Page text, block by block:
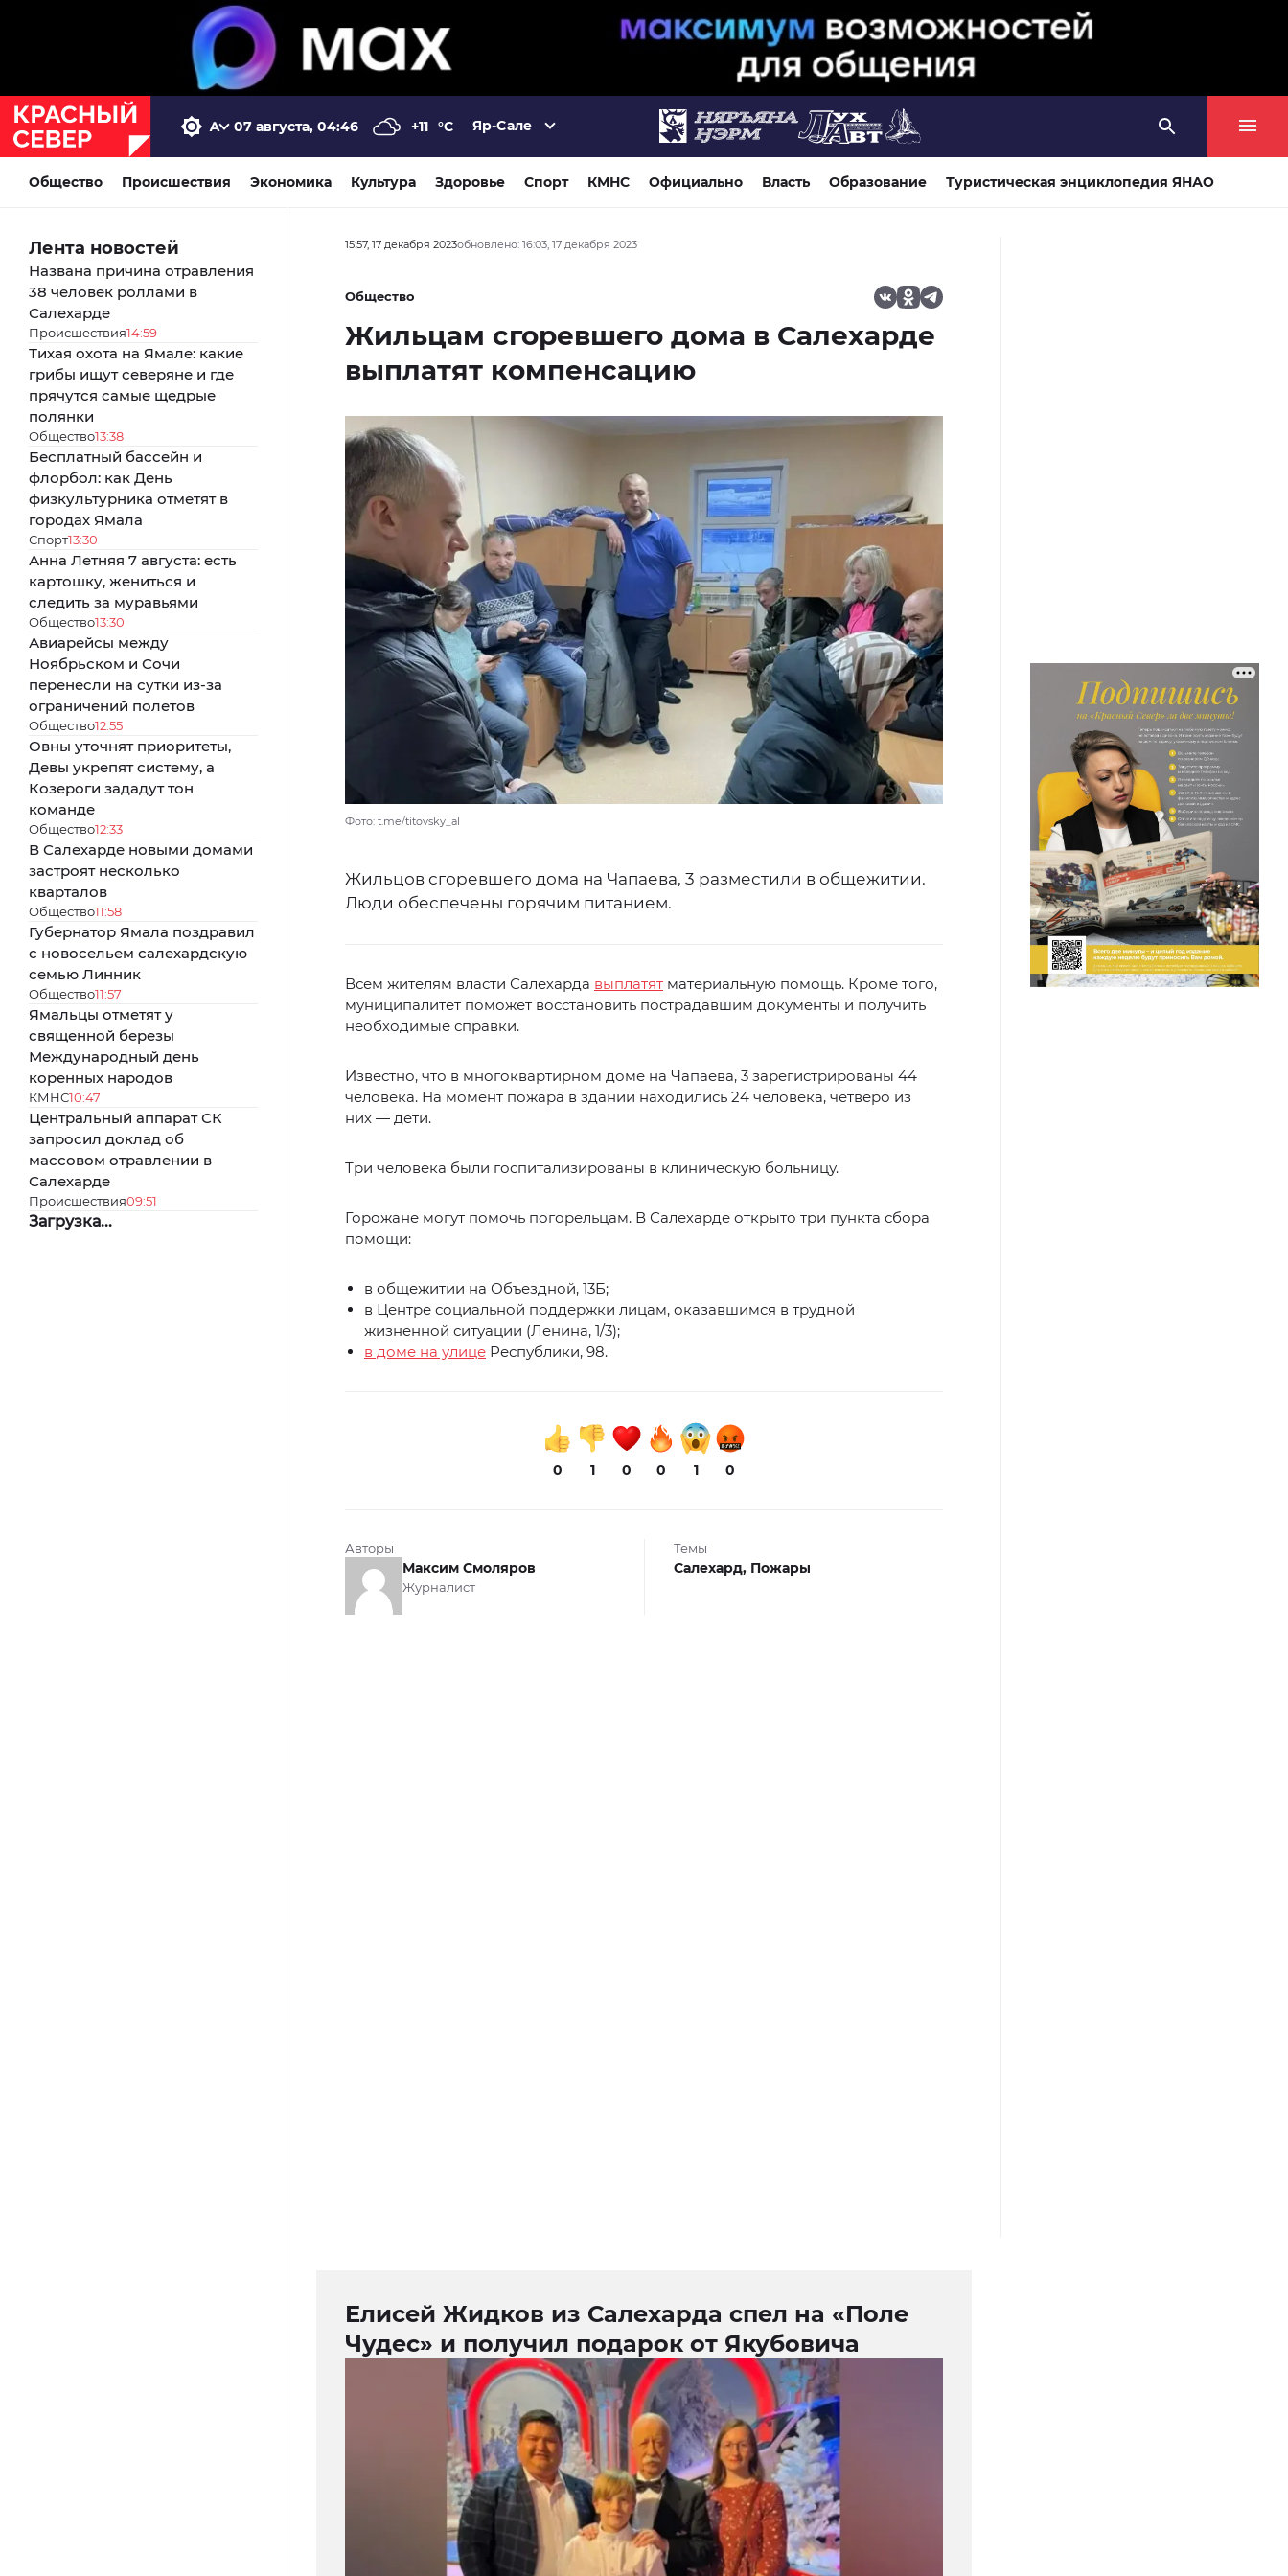
07 августа, 04:46 +11 °C Яр-Сале
Общество Происшествия Экономика Культура Здоровье Спорт КМНС Официально Власть Образование Туристическая энциклопедия ЯНАО
Лента новостей
Названа причина отравления
38 человек роллами в
Салехарде
Происшествия14:59
Тихая охота на Ямале: какие
грибы ищут северяне и где
прячутся самые щедрые
полянки
Общество13:38
Бесплатный бассейн и
флорбол: как День
физкультурника отметят в
городах Ямала
Спорт13:30
Анна Летняя 7 августа: есть
картошку, жениться и
следить за муравьями
Общество13:30
Авиарейсы между
Ноябрьском и Сочи
перенесли на сутки из-за
ограничений полетов
Общество12:55
Овны уточнят приоритеты,
Девы укрепят систему, а
Козероги зададут тон
команде
Общество12:33
В Салехарде новыми домами
застроят несколько
кварталов
Общество11:58
Губернатор Ямала поздравил
с новосельем салехардскую
семью Линник
Общество11:57
Ямальцы отметят у
священной березы
Международный день
коренных народов
КМНС10:47
Центральный аппарат СК
запросил доклад об
массовом отравлении в
Салехарде
Происшествия09:51
Загрузка...
15:57, 17 декабря 2023обновлено: 16:03, 17 декабря 2023
Общество
Жильцам сгоревшего дома в Салехарде
выплатят компенсацию
Фото: t.me/titovsky_al
Жильцов сгоревшего дома на Чапаева, 3 разместили в общежитии.
Люди обеспечены горячим питанием.
Всем жителям власти Салехарда выплатят материальную помощь. Кроме того,
муниципалитет поможет восстановить пострадавшим документы и получить
необходимые справки.
Известно, что в многоквартирном доме на Чапаева, 3 зарегистрированы 44
человека. На момент пожара в здании находились 24 человека, четверо из
них — дети.
Три человека были госпитализированы в клиническую больницу.
Горожане могут помочь погорельцам. В Салехарде открыто три пункта сбора
помощи:
в общежитии на Объездной, 13Б;
в Центре социальной поддержки лицам, оказавшимся в трудной
жизненной ситуации (Ленина, 1/3);
в доме на улице Республики, 98.
0 1 0 0 1 0
Авторы
Максим Смоляров
Журналист
Темы
Салехард, Пожары
Елисей Жидков из Салехарда спел на «Поле
Чудес» и получил подарок от Якубовича